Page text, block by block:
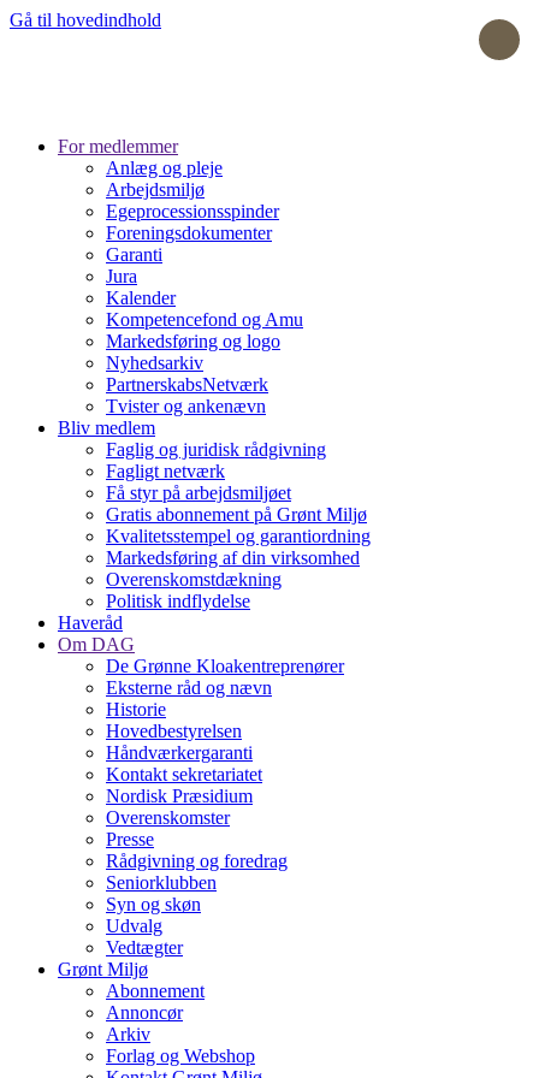
Gå til hovedindhold
For medlemmer
Anlæg og pleje
Arbejdsmiljø
Egeprocessionsspinder
Foreningsdokumenter
Garanti
Jura
Kalender
Kompetencefond og Amu
Markedsføring og logo
Nyhedsarkiv
PartnerskabsNetværk
Tvister og ankenævn
Bliv medlem
Faglig og juridisk rådgivning
Fagligt netværk
Få styr på arbejdsmiljøet
Gratis abonnement på Grønt Miljø
Kvalitetsstempel og garantiordning
Markedsføring af din virksomhed
Overenskomstdækning
Politisk indflydelse
Haveråd
Om DAG
De Grønne Kloakentreprenører
Eksterne råd og nævn
Historie
Hovedbestyrelsen
Håndværkergaranti
Kontakt sekretariatet
Nordisk Præsidium
Overenskomster
Presse
Rådgivning og foredrag
Seniorklubben
Syn og skøn
Udvalg
Vedtægter
Grønt Miljø
Abonnement
Annoncør
Arkiv
Forlag og Webshop